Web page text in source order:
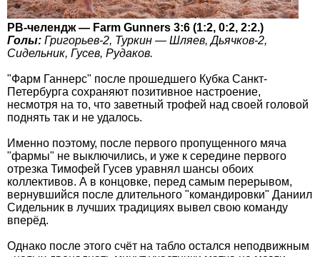
РВ-челендж — Farm Gunners 3:6 (1:2, 0:2, 2:2.)
Голы: Григорьев-2, Туркин — Шляев, Дьячков-2,
Сидельник, Гусев, Рудаков.
"Фарм Ганнерс" после прошедшего Кубка Санкт-
Петербурга сохраняют позитивное настроение,
несмотря на то, что заветный трофей над своей головой
поднять так и не удалось.
Именно поэтому, после первого пропущенного мяча
"фармы" не выключились, и уже к середине первого
отрезка Тимофей Гусев уравнял шансы обоих
коллективов. А в концовке, перед самым перерывом,
вернувшийся после длительного "командировки" Даниил
Сидельник в лучших традициях вывел свою команду
вперёд.
Однако после этого счёт на табло остался неподвижным